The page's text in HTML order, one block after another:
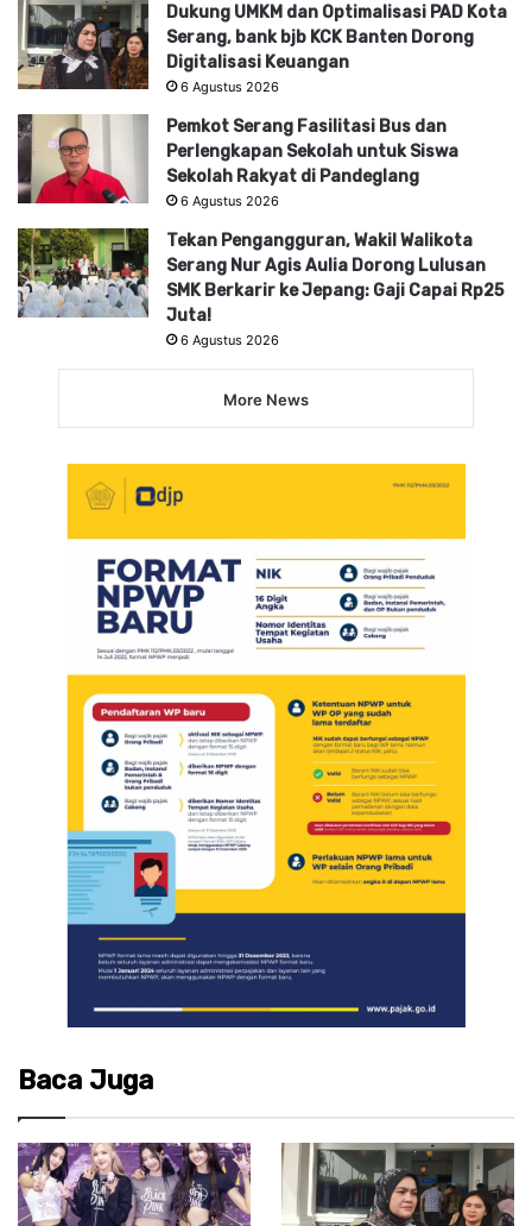
Dukung UMKM dan Optimalisasi PAD Kota
Serang, bank bjb KCK Banten Dorong
Digitalisasi Keuangan
6 Agustus 2026
Pemkot Serang Fasilitasi Bus dan
Perlengkapan Sekolah untuk Siswa
Sekolah Rakyat di Pandeglang
6 Agustus 2026
Tekan Pengangguran, Wakil Walikota
Serang Nur Agis Aulia Dorong Lulusan
SMK Berkarir ke Jepang: Gaji Capai Rp25
Juta!
6 Agustus 2026
More News
Baca Juga